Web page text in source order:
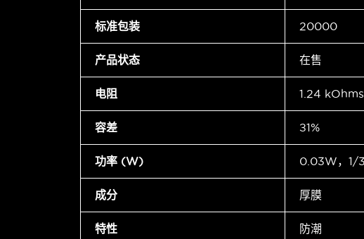
标准包装 20000
产品状态 在售
电阻 1.24 kOhms
容差 ±1%
功率 (W) 0.03W，1/
成分 厚膜
特性 防潮